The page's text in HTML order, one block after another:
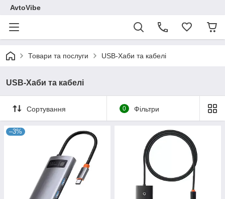
AvtoVibe
Товари та послуги USB-Хаби та кабелі
USB-Хаби та кабелі
Сортування 0 Фільтри
–3%